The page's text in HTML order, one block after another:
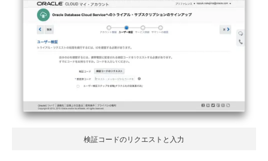
検証コードのリクエストと入力